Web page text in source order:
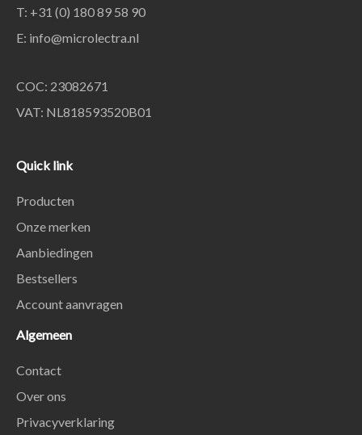
T: +31 (0) 180 89 58 90
E: info@microlectra.nl
COC: 23082671
VAT: NL818593520B01
Quick link
Producten
Onze merken
Aanbiedingen
Bestsellers
Account aanvragen
Algemeen
Contact
Over ons
Privacyverklaring